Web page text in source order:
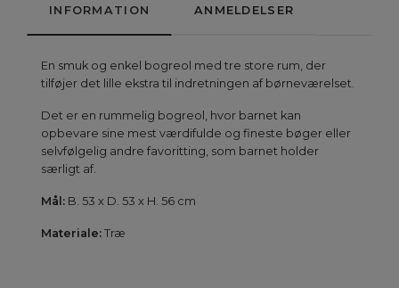
INFORMATION ANMELDELSER
En smuk og enkel bogreol med tre store rum, der
tilføjer det lille ekstra til indretningen af børneværelset.
Det er en rummelig bogreol, hvor barnet kan
opbevare sine mest værdifulde og fineste bøger eller
selvfølgelig andre favoritting, som barnet holder
særligt af.
Mål: B. 53 x D. 53 x H. 56 cm
Materiale: Træ